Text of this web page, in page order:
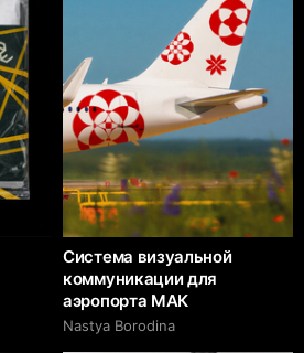
Система визуальной
коммуникации для
аэропорта МАК
Nastya Borodina